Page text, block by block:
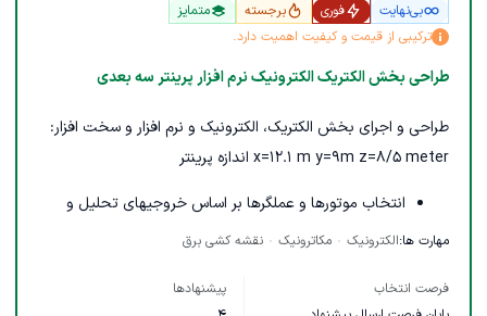
chatgpt-to-the-ti-84-enabling-easy-cheating/
پروژه نیاز به یک مشاور متخصص در زمینه الکترونیک دارد.
ترکیبی از قیمت و کیفیت اهمیت دارد.
بی‌نهایت فوری برجسته متمایز
طراحی بخش الکتریک الکترونیک نرم افزار پرینتر سه بعدی
طراحی و اجرای بخش الکتریک، الکترونیک و نرم افزار و سخت افزار:
x=12.1 m y=9m z=8/5 meter اندازه پرینتر
انتخاب موتورها و عملگرها بر اساس خروجیهای تحلیل و
طراحی سازه پرینتر.
روحیه کار تیمی
مهارت ها:الکترونیک مکاترونیک نقشه کشی برق
فرصت انتخاب
پیشنهادها